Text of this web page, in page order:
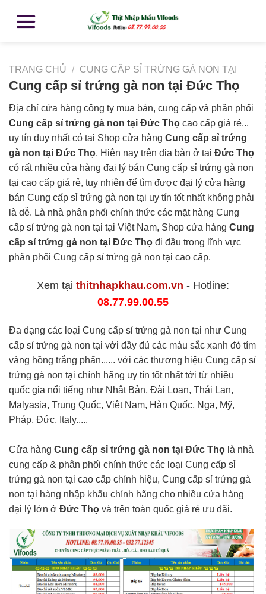
TRANG CHỦ / CUNG CẤP SỈ TRỨNG GÀ NON TẠI
Cung cấp sỉ trứng gà non tại Đức Thọ
Địa chỉ cửa hàng công ty mua bán, cung cấp và phân phối
Cung cấp sỉ trứng gà non tại Đức Thọ cao cấp giá rẻ...
uy tín duy nhất có tại Shop cửa hàng Cung cấp sỉ trứng
gà non tại Đức Thọ. Hiện nay trên địa bàn ở tại Đức Thọ
có rất nhiều cửa hàng đại lý bán Cung cấp sỉ trứng gà non
tại cao cấp giá rẻ, tuy nhiên để tìm được đại lý cửa hàng
bán Cung cấp sỉ trứng gà non tại uy tín tốt nhất không phải
là dễ. Là nhà phân phối chính thức các mặt hàng Cung
cấp sỉ trứng gà non tại tại Việt Nam, Shop cửa hàng Cung
cấp sỉ trứng gà non tại Đức Thọ đi đầu trong lĩnh vực
phân phối Cung cấp sỉ trứng gà non tại cao cấp.
Xem tại thitnhapkhau.com.vn - Hotline:
08.77.99.00.55
Đa dạng các loại Cung cấp sỉ trứng gà non tại như Cung
cấp sỉ trứng gà non tại với đầy đủ các màu sắc xanh đỏ tím
vàng hồng trắng phấn...... với các thương hiệu Cung cấp sỉ
trứng gà non tại chính hãng uy tín tốt nhất tới từ nhiều
quốc gia nổi tiếng như Nhật Bản, Đài Loan, Thái Lan,
Malyasia, Trung Quốc, Việt Nam, Hàn Quốc, Nga, Mỹ,
Pháp, Đức, Italy.....
Cửa hàng Cung cấp sỉ trứng gà non tại Đức Thọ là nhà
cung cấp & phân phối chính thức các loại Cung cấp sỉ
trứng gà non tại cao cấp chính hiệu, Cung cấp sỉ trứng gà
non tại hàng nhập khẩu chính hãng cho nhiều cửa hàng
đại lý lớn ở Đức Thọ và trên toàn quốc giá rẻ ưu đãi.